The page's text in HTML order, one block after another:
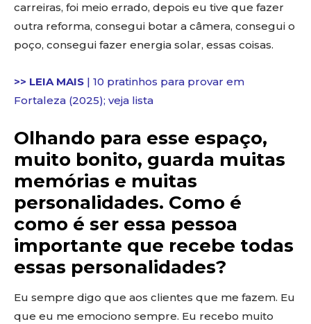
carreiras, foi meio errado, depois eu tive que fazer
outra reforma, consegui botar a câmera, consegui o
poço, consegui fazer energia solar, essas coisas.
>> LEIA MAIS | 10 pratinhos para provar em
Fortaleza (2025); veja lista
Olhando para esse espaço,
muito bonito, guarda muitas
memórias e muitas
personalidades. Como é
como é ser essa pessoa
importante que recebe todas
essas personalidades?
Eu sempre digo que aos clientes que me fazem. Eu
que eu me emociono sempre. Eu recebo muito